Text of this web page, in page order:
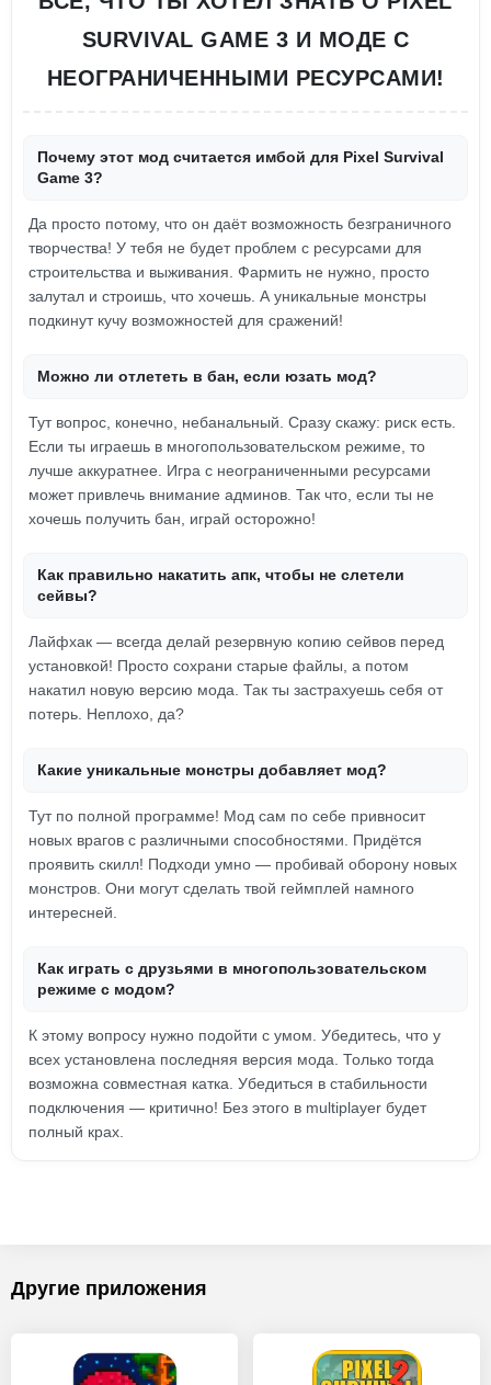
SURVIVAL GAME 3 И МОДЕ С
НЕОГРАНИЧЕННЫМИ РЕСУРСАМИ!
Почему этот мод считается имбой для Pixel Survival
Game 3?
Да просто потому, что он даёт возможность безграничного
творчества! У тебя не будет проблем с ресурсами для
строительства и выживания. Фармить не нужно, просто
залутал и строишь, что хочешь. А уникальные монстры
подкинут кучу возможностей для сражений!
Можно ли отлететь в бан, если юзать мод?
Тут вопрос, конечно, небанальный. Сразу скажу: риск есть.
Если ты играешь в многопользовательском режиме, то
лучше аккуратнее. Игра с неограниченными ресурсами
может привлечь внимание админов. Так что, если ты не
хочешь получить бан, играй осторожно!
Как правильно накатить апк, чтобы не слетели
сейвы?
Лайфхак — всегда делай резервную копию сейвов перед
установкой! Просто сохрани старые файлы, а потом
накатил новую версию мода. Так ты застрахуешь себя от
потерь. Неплохо, да?
Какие уникальные монстры добавляет мод?
Тут по полной программе! Мод сам по себе привносит
новых врагов с различными способностями. Придётся
проявить скилл! Подходи умно — пробивай оборону новых
монстров. Они могут сделать твой геймплей намного
интересней.
Как играть с друзьями в многопользовательском
режиме с модом?
К этому вопросу нужно подойти с умом. Убедитесь, что у
всех установлена последняя версия мода. Только тогда
возможна совместная катка. Убедиться в стабильности
подключения — критично! Без этого в multiplayer будет
полный крах.
Другие приложения